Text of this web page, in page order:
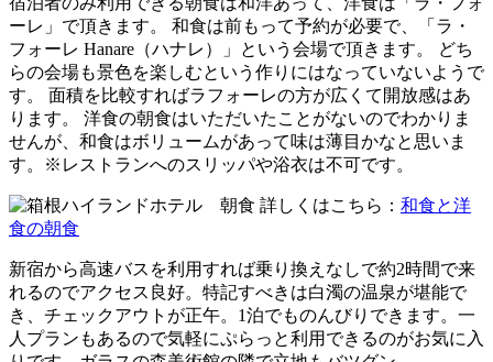
ーレ」で頂きます。 和食は前もって予約が必要で、「ラ・
フォーレ Hanare（ハナレ）」という会場で頂きます。 どち
らの会場も景色を楽しむという作りにはなっていないようで
す。 面積を比較すればラフォーレの方が広くて開放感はあ
ります。 洋食の朝食はいただいたことがないのでわかりま
せんが、和食はボリュームがあって味は薄目かなと思いま
す。※レストランへのスリッパや浴衣は不可です。
詳しくはこちら： 和食と洋
食の朝食
新宿から高速バスを利用すれば乗り換えなしで約2時間で来
れるのでアクセス良好。特記すべきは白濁の温泉が堪能で
き、チェックアウトが正午。1泊でものんびりできます。一
人プランもあるので気軽にぷらっと利用できるのがお気に入